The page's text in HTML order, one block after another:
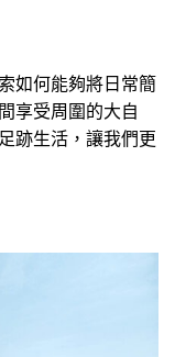
如何能夠將日常簡
享受周圍的大自
跡生活，讓我們更